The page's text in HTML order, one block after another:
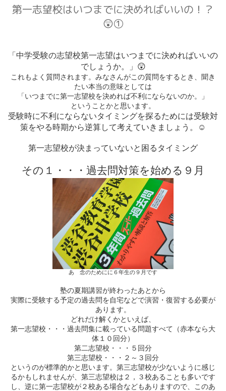
第一志望校はいつまでに決めればいいの！？
😲①
「中学受験の志望校第一志望はいつまでに決めればいいの
でしょうか。」😲
これもよく質問されます。みなさんがこの質問をするとき、聞き
たい本当の意味としては
「いつまでに第一志望校を決めれば不利にならないのか。」
ということかと思います。
受験時に不利にならないタイミングを探るためには受験対
策をやる時期から逆算して考えていきましょう。☺
第一志望校が決まっていないと困るタイミング
その１・・・過去問対策を始める９月
あ 念のためにに６年生の９月です
塾の夏期講習が終わったあとから
実際に受験する予定の過去問を自宅などで演習・復習する必要が
あります。
どれだけ解くかといえば、
第一志望校・・・過去問集に載っている問題すべて（赤本なら大
体１０回分）
第二志望校・・・５回分
第三志望校・・・２～３回分
というのが標準的かと思います。第三志望校が少ないように感じ
るかもしれませんが、第三志望校は２，３校あることも多いです
し、逆に第一志望校が２校ある場合などもありますので、このあ